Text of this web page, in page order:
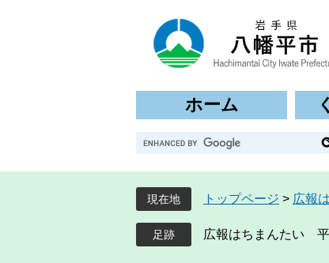
ホーム
G
o
g
l
e
カ
現在地 トップページ > 広報
広報はちまんたい 平